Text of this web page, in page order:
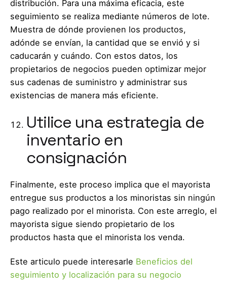
distribución. Para una máxima eficacia, este
seguimiento se realiza mediante números de lote.
Muestra de dónde provienen los productos,
adónde se envían, la cantidad que se envió y si
caducarán y cuándo. Con estos datos, los
propietarios de negocios pueden optimizar mejor
sus cadenas de suministro y administrar sus
existencias de manera más eficiente.
Utilice una estrategia de
inventario en
consignación
Finalmente, este proceso implica que el mayorista
entregue sus productos a los minoristas sin ningún
pago realizado por el minorista. Con este arreglo, el
mayorista sigue siendo propietario de los
productos hasta que el minorista los venda.
Este articulo puede interesarle Beneficios del
seguimiento y localización para su negocio